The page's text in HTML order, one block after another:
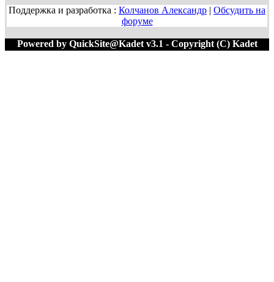
Поддержка и разработка : Колчанов Александр | Обсудить на
форуме
Powered by QuickSite@Kadet v3.1 - Copyright (C) Kadet